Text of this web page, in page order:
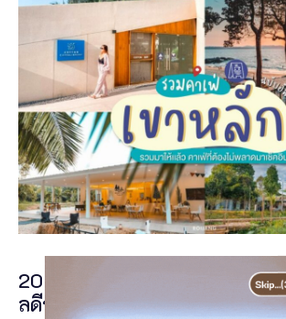
20 คาเฟ่เขาหลัก 2026 สายชิล
ลดีจนต้องบอกต่อ